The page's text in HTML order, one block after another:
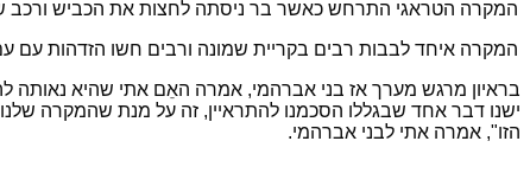
המקרה הטראגי התרחש כאשר בר ניסתה לחצות את הכביש ורכב
המקרה איחד לבבות רבים בקריית שמונה ורבים חשו הזדהות עם
בראיון מרגש מערך אז בני אברהמי, אמרה האֵם אתי שהיא נאותה
ישנו דבר אחד שבגללו הסכמנו להתראיין, זה על מנת שהמקרה שלנו
הזו", אמרה אתי לבני אברהמי.